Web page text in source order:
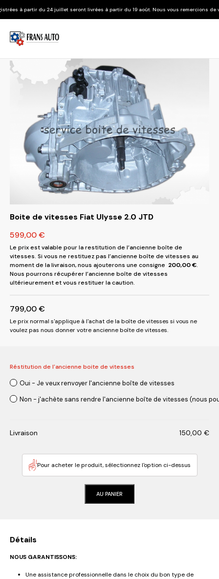
seront livrées à partir du 19 août. Nous vous remercions de votre
Boite de vitesses Fiat Ulysse 2.0 JTD
599,00€
Le prix est valable pour la restitution de l’ancienne boîte de
vitesses. Si vous ne restituez pas l’ancienne boîte de vitesses au
moment de la livraison, nous ajouterons une consigne 200,00€.
Nous pourrons récupérer l’ancienne boîte de vitesses
ultérieurement et vous restituer la caution.
799,00€
Le prix normal s'applique à l'achat de la boîte de vitesses si vous ne
voulez pas nous donner votre ancienne boîte de vitesses.
Réstitution de l'ancienne boite de vitesses
Oui - Je veux renvoyer l'ancienne boîte de vitesses
Non - j'achète sans rendre l'ancienne boîte de vitesses (nous
Livraison 150,00 €
Pour acheter le produit, sélectionnez l'option ci-dessus
AU PANIER
Détails
NOUS GARANTISSONS:
Une assistance professionnelle dans le choix du bon type de